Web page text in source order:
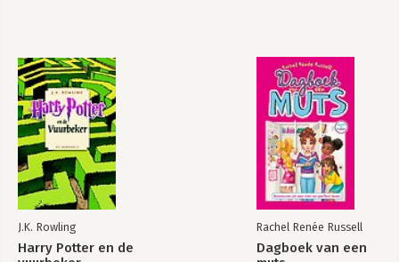
J.K. Rowling
Harry Potter en de
Rachel Renée Russell
Dagboek van een